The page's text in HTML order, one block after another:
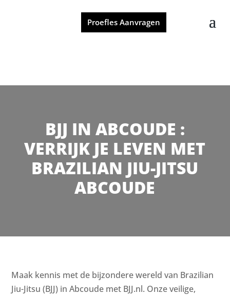
Proefles Aanvragen
BJJ IN ABCOUDE :
VERRIJK JE LEVEN MET
BRAZILIAN JIU-JITSU
ABCOUDE
Maak kennis met de bijzondere wereld van Brazilian
Jiu-Jitsu (BJJ) in Abcoude met BJJ.nl. Onze veilige,